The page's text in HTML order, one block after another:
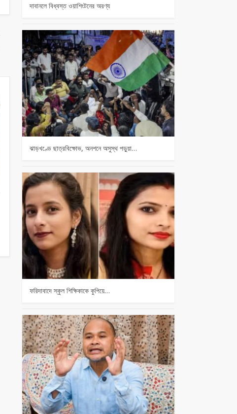
দাবানলে বিধ্বস্ত ওয়াশিংটনের অরণ্য
ঝাড়খণ্ডে ছাত্রবিক্ষোভ, অনশনে অসুস্থ পড়ুয়া…
ফরিদাবাদে স্কুল শিক্ষিকাকে কুপিয়ে…